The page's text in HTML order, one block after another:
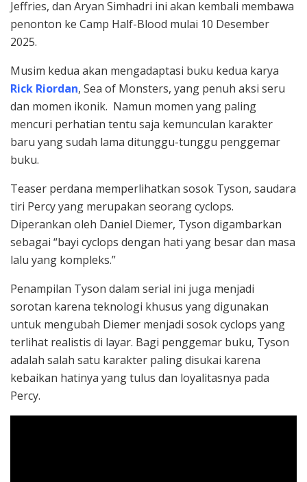
Jeffries, dan Aryan Simhadri ini akan kembali membawa
penonton ke Camp Half-Blood mulai 10 Desember
2025.
Musim kedua akan mengadaptasi buku kedua karya
Rick Riordan, Sea of Monsters, yang penuh aksi seru
dan momen ikonik. Namun momen yang paling
mencuri perhatian tentu saja kemunculan karakter
baru yang sudah lama ditunggu-tunggu penggemar
buku.
Teaser perdana memperlihatkan sosok Tyson, saudara
tiri Percy yang merupakan seorang cyclops.
Diperankan oleh Daniel Diemer, Tyson digambarkan
sebagai “bayi cyclops dengan hati yang besar dan masa
lalu yang kompleks.”
Penampilan Tyson dalam serial ini juga menjadi
sorotan karena teknologi khusus yang digunakan
untuk mengubah Diemer menjadi sosok cyclops yang
terlihat realistis di layar. Bagi penggemar buku, Tyson
adalah salah satu karakter paling disukai karena
kebaikan hatinya yang tulus dan loyalitasnya pada
Percy.